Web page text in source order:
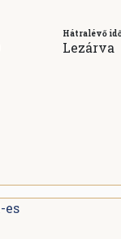
Hátralévő
Lezárva